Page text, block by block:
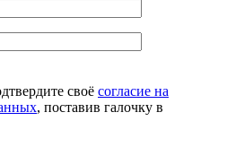
своё согласие на
, поставив галочку в